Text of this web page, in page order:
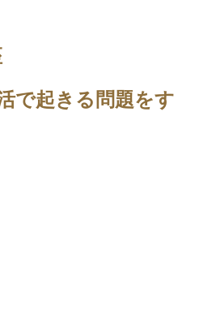
で起きる問題をす